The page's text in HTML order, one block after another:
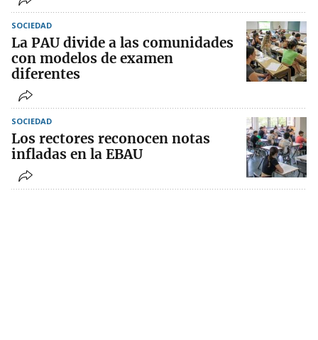
SOCIEDAD
La PAU divide a las comunidades
con modelos de examen
diferentes
SOCIEDAD
Los rectores reconocen notas
infladas en la EBAU